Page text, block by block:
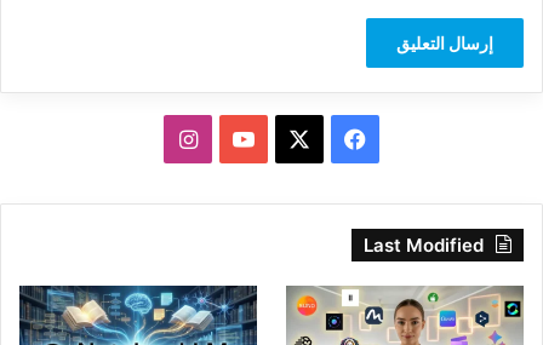
فيسبوك ‫YouTubeانستقرام
Last Modified